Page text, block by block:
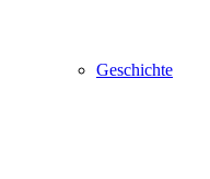
Geschichte